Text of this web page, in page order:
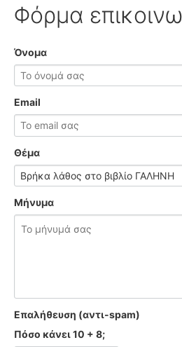
Φόρμα
Όνομα
Email
Θέμα
Μήνυμα
Επαλήθευση (αντι-spam)
Πόσο κάνει 10 + 8;